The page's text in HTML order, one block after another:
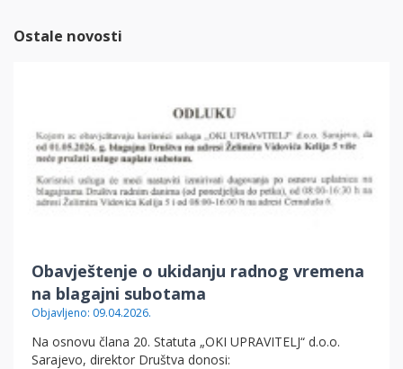
Ostale novosti
Obavještenje o ukidanju radnog vremena
na blagajni subotama
Objavljeno: 09.04.2026.
Na osnovu člana 20. Statuta „OKI UPRAVITELJ“ d.o.o.
Sarajevo, direktor Društva donosi: